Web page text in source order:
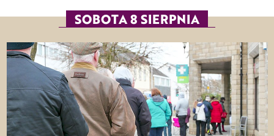
SOBOTA 8 SIERPNIA